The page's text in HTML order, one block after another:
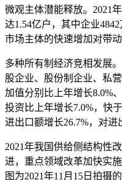
微观主体潜能释放。2021
达1.54亿户，其中企业
市场主体的快速增加对带
多种所有制经济竞相发展
股企业、股份制企业、私
加值分别比上年增长8.0%
投资比上年增长7.0%，快
进出口额增长26.7%，对进
2021年我国供给侧结构性
进，重点领域改革加快实
图为2021年11月15日拍摄